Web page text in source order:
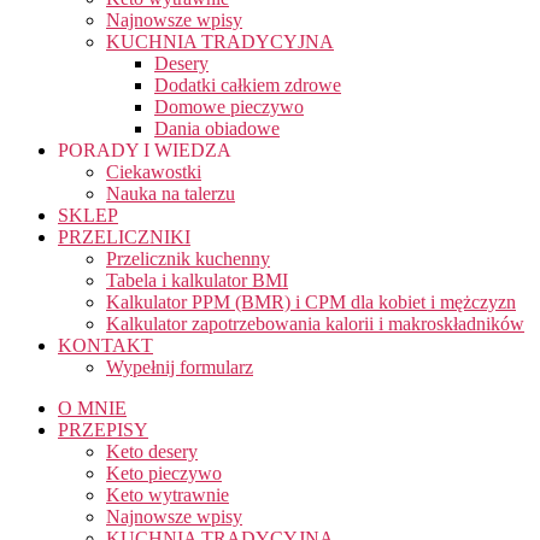
Najnowsze wpisy
KUCHNIA TRADYCYJNA
Desery
Dodatki całkiem zdrowe
Domowe pieczywo
Dania obiadowe
PORADY I WIEDZA
Ciekawostki
Nauka na talerzu
SKLEP
PRZELICZNIKI
Przelicznik kuchenny
Tabela i kalkulator BMI
Kalkulator PPM (BMR) i CPM dla kobiet i mężczyzn
Kalkulator zapotrzebowania kalorii i makroskładników
KONTAKT
Wypełnij formularz
O MNIE
PRZEPISY
Keto desery
Keto pieczywo
Keto wytrawnie
Najnowsze wpisy